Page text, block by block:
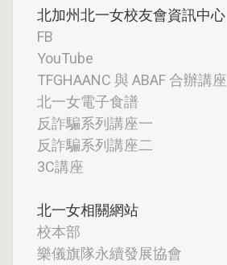
北加州北一女校友會資訊中心
FB
YouTube
TFGHAANC 與 ABAF 合辦講座
北一女電子食譜
反詐騙系列講座一
反詐騙系列講座二
3C講座
北一女相關網站
校本部
樂儀旗隊永續發展協會